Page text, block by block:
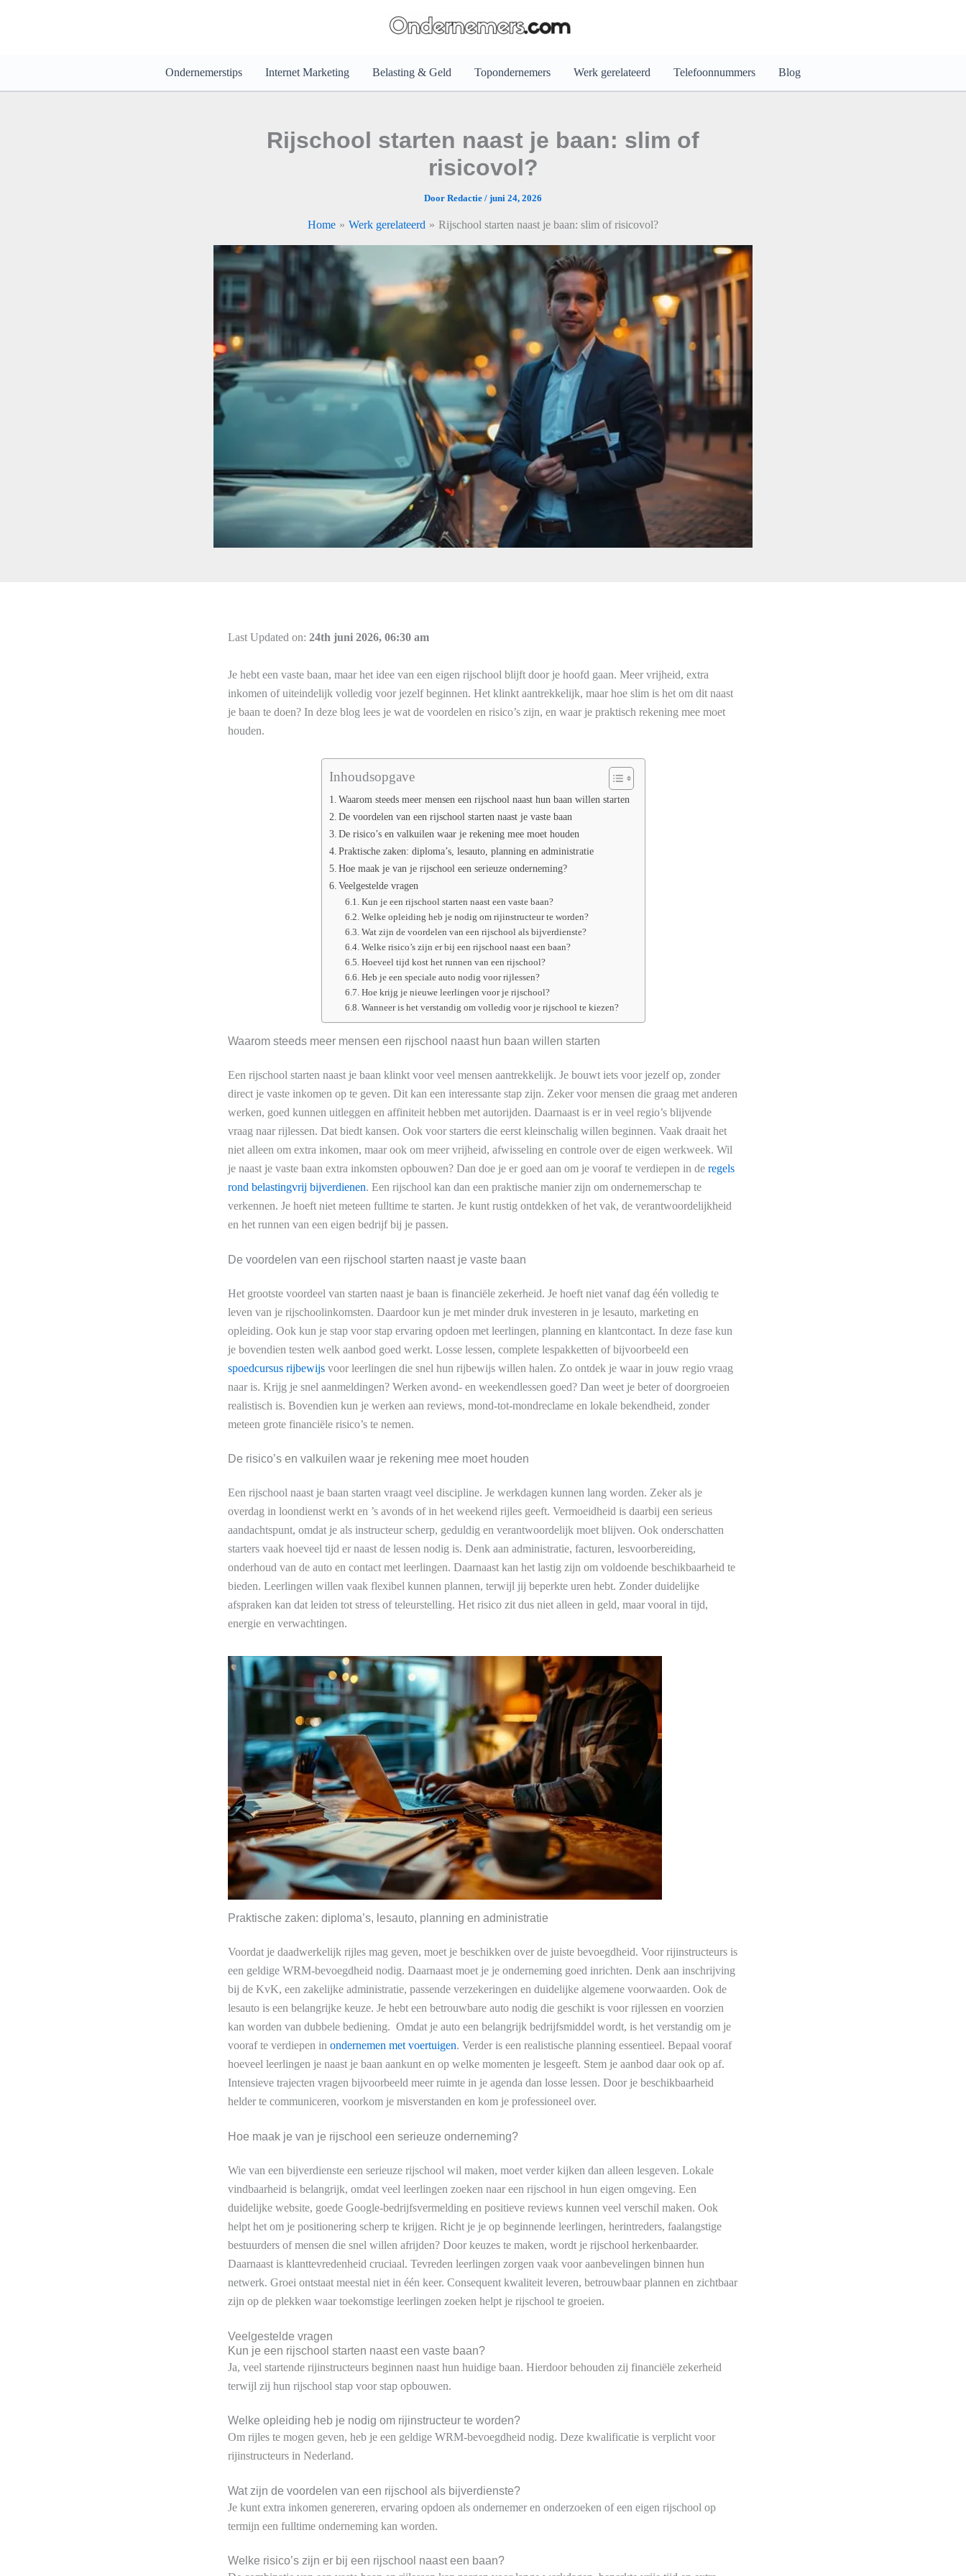
Ondernemerstips Internet Marketing Belasting & Geld Topondernemers Werk gerelateerd Telefoonnummers Blog
Rijschool starten naast je baan: slim of
risicovol?
Door Redactie / juni 24, 2026
Home Werk gerelateerd Rijschool starten naast je baan: slim of risicovol?
Last Updated on: 24th juni 2026, 06:30 am
Je hebt een vaste baan, maar het idee van een eigen rijschool blijft door je hoofd gaan. Meer vrijheid, extra
inkomen of uiteindelijk volledig voor jezelf beginnen. Het klinkt aantrekkelijk, maar hoe slim is het om dit naast
je baan te doen? In deze blog lees je wat de voordelen en risico’s zijn, en waar je praktisch rekening mee moet
houden.
Inhoudsopgave
Waarom steeds meer mensen een rijschool naast hun baan willen starten
De voordelen van een rijschool starten naast je vaste baan
De risico’s en valkuilen waar je rekening mee moet houden
Praktische zaken: diploma’s, lesauto, planning en administratie
Hoe maak je van je rijschool een serieuze onderneming?
Veelgestelde vragen
Kun je een rijschool starten naast een vaste baan?
Welke opleiding heb je nodig om rijinstructeur te worden?
Wat zijn de voordelen van een rijschool als bijverdienste?
Welke risico’s zijn er bij een rijschool naast een baan?
Hoeveel tijd kost het runnen van een rijschool?
Heb je een speciale auto nodig voor rijlessen?
Hoe krijg je nieuwe leerlingen voor je rijschool?
Wanneer is het verstandig om volledig voor je rijschool te kiezen?
Waarom steeds meer mensen een rijschool naast hun baan willen starten
Een rijschool starten naast je baan klinkt voor veel mensen aantrekkelijk. Je bouwt iets voor jezelf op, zonder
direct je vaste inkomen op te geven. Dit kan een interessante stap zijn. Zeker voor mensen die graag met anderen
werken, goed kunnen uitleggen en affiniteit hebben met autorijden. Daarnaast is er in veel regio’s blijvende
vraag naar rijlessen. Dat biedt kansen. Ook voor starters die eerst kleinschalig willen beginnen. Vaak draait het
niet alleen om extra inkomen, maar ook om meer vrijheid, afwisseling en controle over de eigen werkweek. Wil
je naast je vaste baan extra inkomsten opbouwen? Dan doe je er goed aan om je vooraf te verdiepen in de regels
rond belastingvrij bijverdienen. Een rijschool kan dan een praktische manier zijn om ondernemerschap te
verkennen. Je hoeft niet meteen fulltime te starten. Je kunt rustig ontdekken of het vak, de verantwoordelijkheid
en het runnen van een eigen bedrijf bij je passen.
De voordelen van een rijschool starten naast je vaste baan
Het grootste voordeel van starten naast je baan is financiële zekerheid. Je hoeft niet vanaf dag één volledig te
leven van je rijschoolinkomsten. Daardoor kun je met minder druk investeren in je lesauto, marketing en
opleiding. Ook kun je stap voor stap ervaring opdoen met leerlingen, planning en klantcontact. In deze fase kun
je bovendien testen welk aanbod goed werkt. Losse lessen, complete lespakketten of bijvoorbeeld een
spoedcursus rijbewijs voor leerlingen die snel hun rijbewijs willen halen. Zo ontdek je waar in jouw regio vraag
naar is. Krijg je snel aanmeldingen? Werken avond- en weekendlessen goed? Dan weet je beter of doorgroeien
realistisch is. Bovendien kun je werken aan reviews, mond-tot-mondreclame en lokale bekendheid, zonder
meteen grote financiële risico’s te nemen.
De risico’s en valkuilen waar je rekening mee moet houden
Een rijschool naast je baan starten vraagt veel discipline. Je werkdagen kunnen lang worden. Zeker als je
overdag in loondienst werkt en ’s avonds of in het weekend rijles geeft. Vermoeidheid is daarbij een serieus
aandachtspunt, omdat je als instructeur scherp, geduldig en verantwoordelijk moet blijven. Ook onderschatten
starters vaak hoeveel tijd er naast de lessen nodig is. Denk aan administratie, facturen, lesvoorbereiding,
onderhoud van de auto en contact met leerlingen. Daarnaast kan het lastig zijn om voldoende beschikbaarheid te
bieden. Leerlingen willen vaak flexibel kunnen plannen, terwijl jij beperkte uren hebt. Zonder duidelijke
afspraken kan dat leiden tot stress of teleurstelling. Het risico zit dus niet alleen in geld, maar vooral in tijd,
energie en verwachtingen.
Praktische zaken: diploma’s, lesauto, planning en administratie
Voordat je daadwerkelijk rijles mag geven, moet je beschikken over de juiste bevoegdheid. Voor rijinstructeurs is
een geldige WRM-bevoegdheid nodig. Daarnaast moet je je onderneming goed inrichten. Denk aan inschrijving
bij de KvK, een zakelijke administratie, passende verzekeringen en duidelijke algemene voorwaarden. Ook de
lesauto is een belangrijke keuze. Je hebt een betrouwbare auto nodig die geschikt is voor rijlessen en voorzien
kan worden van dubbele bediening. Omdat je auto een belangrijk bedrijfsmiddel wordt, is het verstandig om je
vooraf te verdiepen in ondernemen met voertuigen. Verder is een realistische planning essentieel. Bepaal vooraf
hoeveel leerlingen je naast je baan aankunt en op welke momenten je lesgeeft. Stem je aanbod daar ook op af.
Intensieve trajecten vragen bijvoorbeeld meer ruimte in je agenda dan losse lessen. Door je beschikbaarheid
helder te communiceren, voorkom je misverstanden en kom je professioneel over.
Hoe maak je van je rijschool een serieuze onderneming?
Wie van een bijverdienste een serieuze rijschool wil maken, moet verder kijken dan alleen lesgeven. Lokale
vindbaarheid is belangrijk, omdat veel leerlingen zoeken naar een rijschool in hun eigen omgeving. Een
duidelijke website, goede Google-bedrijfsvermelding en positieve reviews kunnen veel verschil maken. Ook
helpt het om je positionering scherp te krijgen. Richt je je op beginnende leerlingen, herintreders, faalangstige
bestuurders of mensen die snel willen afrijden? Door keuzes te maken, wordt je rijschool herkenbaarder.
Daarnaast is klanttevredenheid cruciaal. Tevreden leerlingen zorgen vaak voor aanbevelingen binnen hun
netwerk. Groei ontstaat meestal niet in één keer. Consequent kwaliteit leveren, betrouwbaar plannen en zichtbaar
zijn op de plekken waar toekomstige leerlingen zoeken helpt je rijschool te groeien.
Veelgestelde vragen
Kun je een rijschool starten naast een vaste baan?
Ja, veel startende rijinstructeurs beginnen naast hun huidige baan. Hierdoor behouden zij financiële zekerheid
terwijl zij hun rijschool stap voor stap opbouwen.
Welke opleiding heb je nodig om rijinstructeur te worden?
Om rijles te mogen geven, heb je een geldige WRM-bevoegdheid nodig. Deze kwalificatie is verplicht voor
rijinstructeurs in Nederland.
Wat zijn de voordelen van een rijschool als bijverdienste?
Je kunt extra inkomen genereren, ervaring opdoen als ondernemer en onderzoeken of een eigen rijschool op
termijn een fulltime onderneming kan worden.
Welke risico’s zijn er bij een rijschool naast een baan?